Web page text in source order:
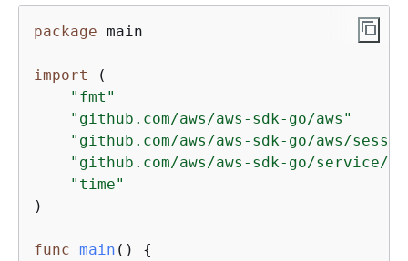
package main
import
(
"fmt"
"github.com/aws/aws-sdk-go/aws"
"github.com/aws/aws-sdk-go/aws/
"github.com/aws/aws-sdk-go/service/
"time"
)
func main () {